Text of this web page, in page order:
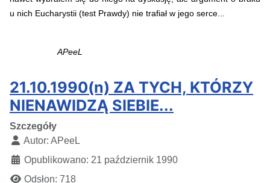
u nich Eucharystii (test Prawdy) nie trafiał w jego serce...
APeeL
21.10.1990(n) ZA TYCH, KTÓRZY
NIENAWIDZĄ SIEBIE...
Szczegóły
Autor: APeeL
Opublikowano: 21 październik 1990
Odsłon: 718